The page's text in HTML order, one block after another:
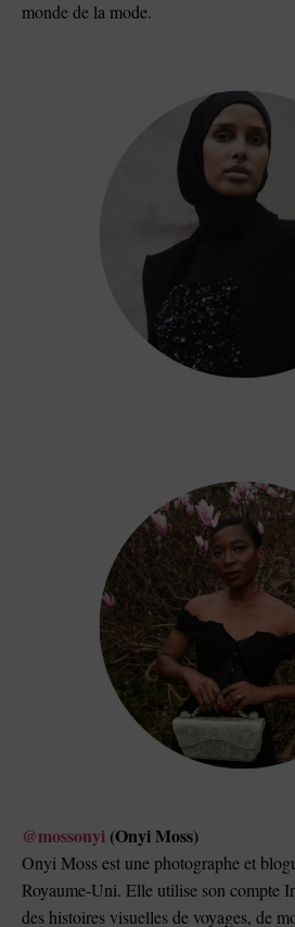
monde de la mode.
@mossonyi (Onyi Moss)
Onyi Moss est une photographe et
Royaume-Uni. Elle utilise son compte
des histoires visuelles de voyages, de